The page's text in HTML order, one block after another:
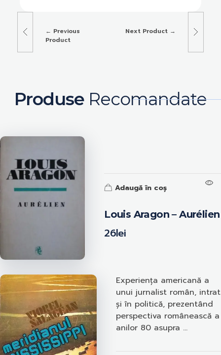
Previous
Product
Next Product
Produse Recomandate
Louis Aragon – Aurélien
26lei
Adaugă în coș
Experiența americană a
unui jurnalist român, intrat
și în politică, prezentând
perspectiva românească a
anilor 80 asupra ...